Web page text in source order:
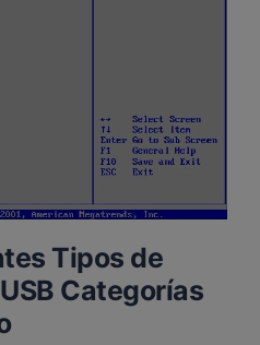
Tipos de
Categorías